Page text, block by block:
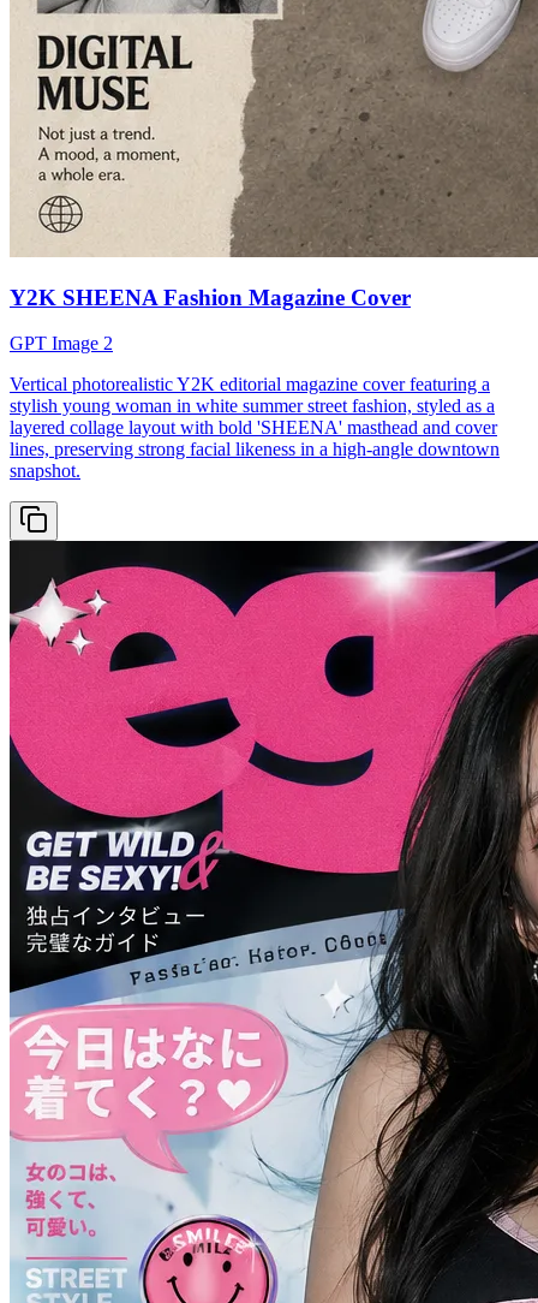
Y2K SHEENA Fashion Magazine Cover
GPT Image 2
Vertical photorealistic Y2K editorial magazine cover featuring a
stylish young woman in white summer street fashion, styled as a
layered collage layout with bold 'SHEENA' masthead and cover
lines, preserving strong facial likeness in a high-angle downtown
snapshot.